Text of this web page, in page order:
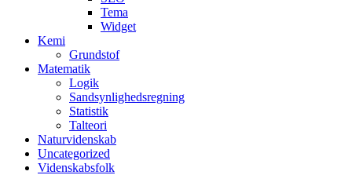
Tema
Widget
Kemi
Grundstof
Matematik
Logik
Sandsynlighedsregning
Statistik
Talteori
Naturvidenskab
Uncategorized
Videnskabsfolk